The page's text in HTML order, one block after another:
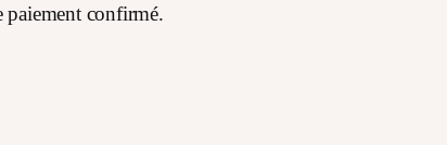
paiement confirmé.